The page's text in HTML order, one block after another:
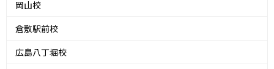
岡山校
倉敷駅前校
広島八丁堀校